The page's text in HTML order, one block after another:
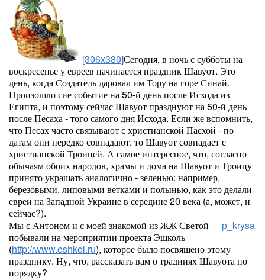
[306x380]Сегодня, в ночь с субботы на
воскресенье у евреев начинается праздник Шавуот. Это
день, когда Создатель даровал им Тору на горе Синай.
Произошло сие событие на 50-й день после Исхода из
Египта, и поэтому сейчас Шавуот празднуют на 50-й день
после Песаха - того самого дня Исхода. Если же вспомнить,
что Песах часто связывают с христианской Пасхой - по
датам они нередко совпадают, то Шавуот совпадает с
христианской Троицей. А самое интересное, что, согласно
обычаям обоих народов, храмы и дома на Шавуот и Троицу
принято украшать аналогично - зеленью: например,
березовыми, липовыми ветками и полынью, как это делали
евреи на Западной Украине в середине 20 века (а, может, и
сейчас?).
Мы с Антоном и с моей знакомой из ЖЖ Светой
p_krysa
побывали на мероприятии проекта Эшколь
(http://www.eshkol.ru), которое было посвящено этому
празднику. Ну, что, рассказать вам о традииях Шавуота по
порядку?